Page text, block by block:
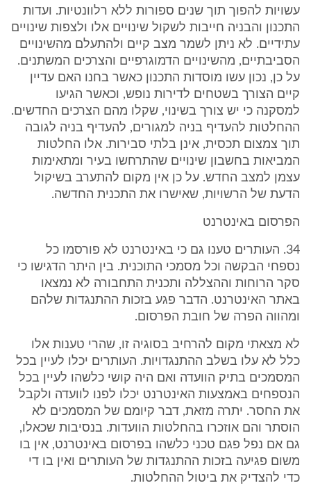
עשויות להפוך תוך שנים ספורות ללא רלוונטיות. ועדות
התכנון והבניה חייבות לשקול שינויים אלו ולצפות שינויים
עתידיים. לא ניתן לשמר מצב קיים ולהתעלם מהשינויים
הסביבתיים, מהשינויים הדמוגרפיים והצרכים המשתנים.
על כן, נכון עשו מוסדות התכנון כאשר בחנו האם עדיין
קיים הצורך בשטחים לדירות נופש, וכאשר הגיעו
למסקנה כי יש צורך בשינוי, שקלו מהם הצרכים החדשים.
ההחלטות להעדיף בניה למגורים, להעדיף בניה לגובה
תוך צמצום תכסית, אינן בלתי סבירות. אלו החלטות
המביאות בחשבון שינויים שהתרחשו בעיר ומתאימות
עצמן למצב החדש. על כן אין מקום להתערב בשיקול
הדעת של הרשויות, שאישרו את התכנית החדשה.
הפרסום באינטרנט
34. העותרים טענו גם כי באינטרנט לא פורסמו כל
נספחי הבקשה וכל מסמכי התוכנית. בין היתר הדגישו כי
סקר הרוחות וההצללה ותכנית התחבורה לא נמצאו
באתר האינטרנט. הדבר פגע בזכות ההתנגדות שלהם
ומהווה הפרה של חובת הפרסום.
לא מצאתי מקום להרחיב בסוגיה זו, שהרי טענות אלו
כלל לא עלו בשלב ההתנגדויות. העותרים יכלו לעיין בכל
המסמכים בתיק הוועדה ואם היה קושי כלשהו לעיין בכל
הנספחים באמצעות האינטרנט יכלו לפנו לוועדה ולקבל
את החסר. יתרה מזאת, דבר קיומם של המסמכים לא
הוסתר והם אוזכרו בהחלטות הוועדות. בנסיבות שכאלו,
גם אם נפל פגם טכני כלשהו בפרסום באינטרנט, אין בו
משום פגיעה בזכות ההתנגדות של העותרים ואין בו די
כדי להצדיק את ביטול ההחלטות.